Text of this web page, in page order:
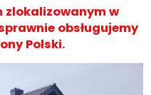
zlokalizowanym w
obsługujemy
Polski.